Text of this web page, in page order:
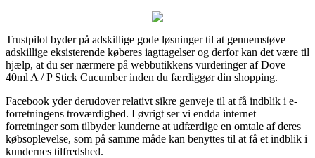
Trustpilot byder på adskillige gode løsninger til at gennemstøve
adskillige eksisterende køberes iagttagelser og derfor kan det være til
hjælp, at du ser nærmere på webbutikkens vurderinger af Dove
40ml A / P Stick Cucumber inden du færdiggør din shopping.
Facebook yder derudover relativt sikre genveje til at få indblik i e-
forretningens troværdighed. I øvrigt ser vi endda internet
forretninger som tilbyder kunderne at udfærdige en omtale af deres
købsoplevelse, som på samme måde kan benyttes til at få et indblik i
kundernes tilfredshed.